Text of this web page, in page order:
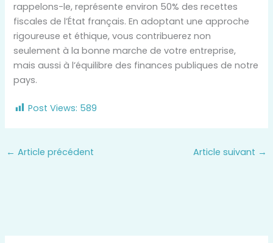
rappelons-le, représente environ 50% des recettes
fiscales de l’État français. En adoptant une approche
rigoureuse et éthique, vous contribuerez non
seulement à la bonne marche de votre entreprise,
mais aussi à l’équilibre des finances publiques de notre
pays.
Post Views: 589
← Article précédent Article suivant →